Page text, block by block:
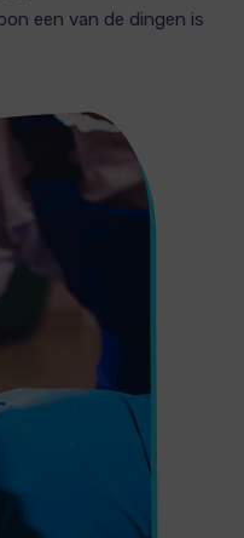
een van de dingen is